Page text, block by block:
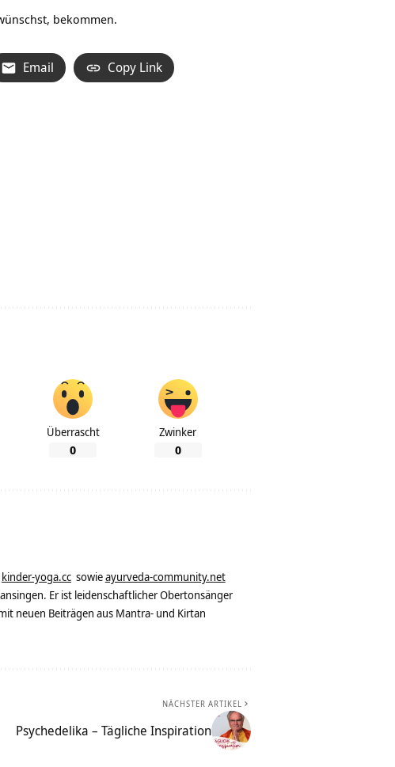
bekommen.
Email Copy Link
Überrascht
0
Zwinker
0
kinder-yoga.cc sowieayurveda-community.net
Er ist leidenschaftlicher Obertonsänger
neuen Beiträgen aus Mantra- und Kirtan
NÄCHSTER ARTIKEL
Psychedelika – Tägliche Inspiration